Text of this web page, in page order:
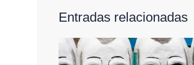
Entradas relacionadas